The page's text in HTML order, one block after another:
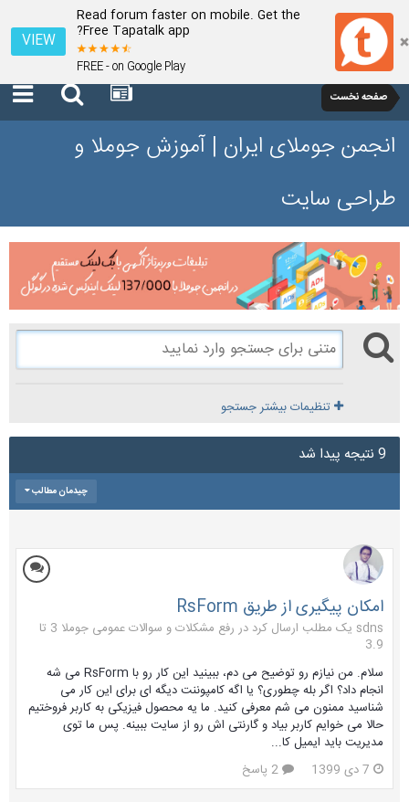
Read forum faster on mobile. Get the
Free Tapatalk app?
FREE - on Google Play
VIEW
صفحه نخست
انجمن جوملای ایران | آموزش جوملا و
طراحی سایت
تنظیمات بیشتر جستجو
9 نتیجه پیدا شد
چیدمان مطالب
امکان پیگیری از طریق RsForm
sdns یک مطلب ارسال کرد در
رفع مشکلات و سوالات عمومی جوملا 3 تا
3.9
سلام. من نیازم رو توضیح می دم، ببینید این کار رو با RsForm می شه
انجام داد؟ اگر بله چطوری؟ یا اگه کامپوننت دیگه ای برای این کار می
شناسید ممنون می شم معرفی کنید. ما یه محصول فیزیکی به کاربر فروختیم
حالا می خوایم کاربر بیاد و گارنتی اش رو از سایت ببینه. پس ما توی
مدیریت باید ایمیل کا...
7 دی 1399